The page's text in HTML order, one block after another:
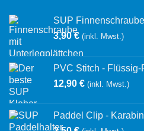
SUP
3,90€ (inkl. Mwst.)
PVC Stitch -
12,90 € (inkl. Mwst.)
Paddel Clip -